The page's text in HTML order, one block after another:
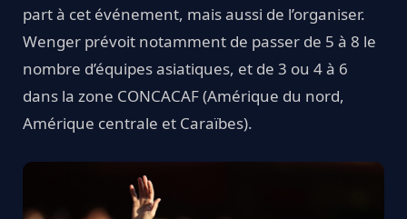
part à cet événement, mais aussi de l’organiser.
Wenger prévoit notamment de passer de 5 à 8 le
nombre d’équipes asiatiques, et de 3 ou 4 à 6
dans la zone CONCACAF (Amérique du nord,
Amérique centrale et Caraïbes).